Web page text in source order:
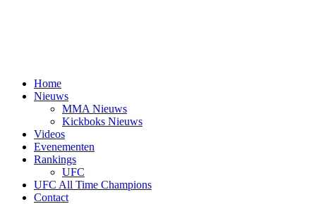
Home
Nieuws
MMA Nieuws
Kickboks Nieuws
Videos
Evenementen
Rankings
UFC
UFC All Time Champions
Contact